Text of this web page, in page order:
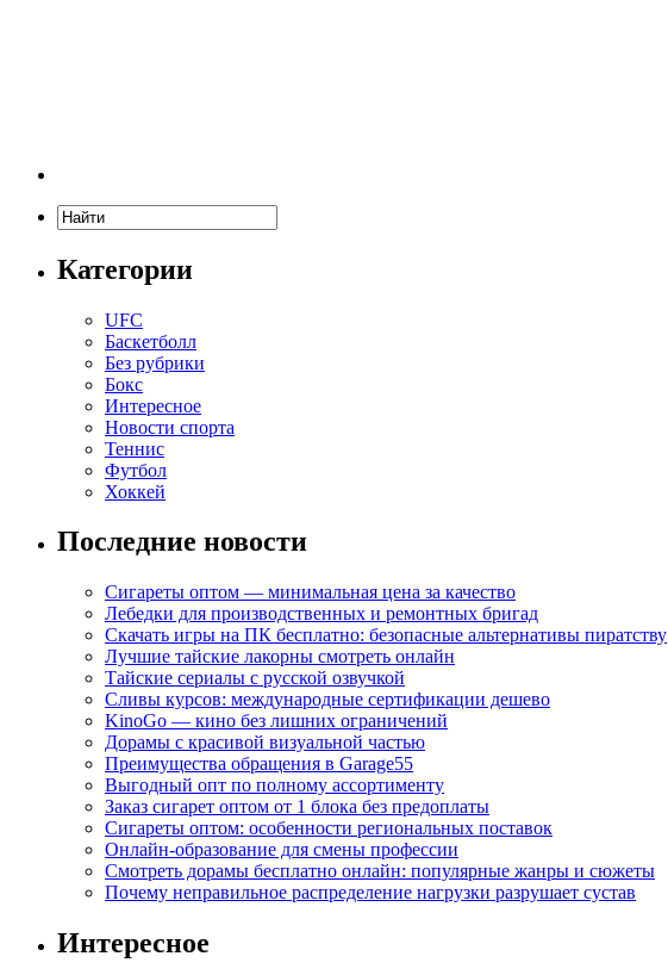
Категории
UFC
Баскетболл
Без рубрики
Бокс
Интересное
Новости спорта
Теннис
Футбол
Хоккей
Последние новости
Сигареты оптом — минимальная цена за качество
Лебедки для производственных и ремонтных бригад
Скачать игры на ПК бесплатно: безопасные альтернативы пиратству
Лучшие тайские лакорны смотреть онлайн
Тайские сериалы с русской озвучкой
Сливы курсов: международные сертификации дешево
KinoGo — кино без лишних ограничений
Дорамы с красивой визуальной частью
Преимущества обращения в Garage55
Выгодный опт по полному ассортименту
Заказ сигарет оптом от 1 блока без предоплаты
Сигареты оптом: особенности региональных поставок
Онлайн-образование для смены профессии
Смотреть дорамы бесплатно онлайн: популярные жанры и сюжеты
Почему неправильное распределение нагрузки разрушает сустав
Интересное